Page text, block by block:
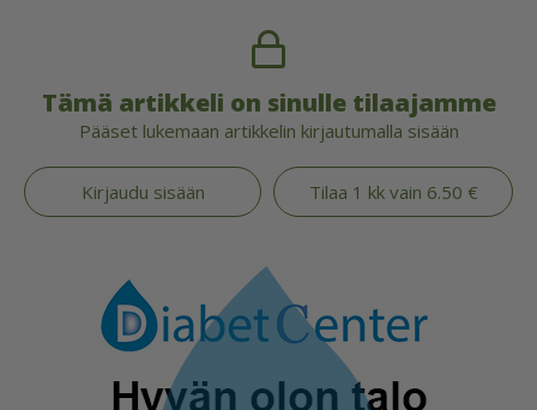
Tämä artikkeli on sinulle tilaajamme
Pääset lukemaan artikkelin kirjautumalla sisään
Kirjaudu sisään Tilaa 1 kk vain 6.50 €